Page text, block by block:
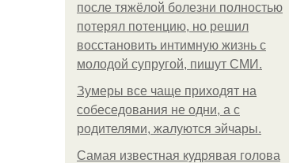
после тяжёлой болезни полностью
потерял потенцию, но решил
восстановить интимную жизнь с
молодой супругой, пишут СМИ.
Зумеры все чаще приходят на
собеседования не одни, а с
родителями, жалуются эйчары.
Самая известная кудрявая голова